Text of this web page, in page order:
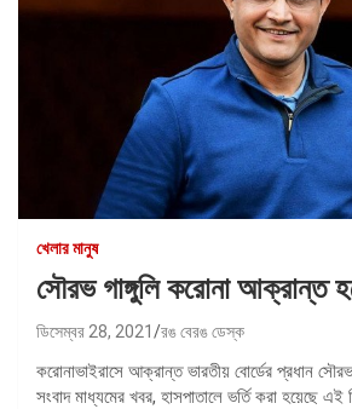
খেলার মানুষ
সৌরভ গাঙ্গুলি করোনা আক্রান্ত
ডিসেম্বর 28, 2021 রঙ বেরঙ ডেস্ক
করোনাভাইরাসে আক্রান্ত ভারতীয় বোর্ডের প্রধান সৌরভ
সংবাদ মাধ্যমের খবর, হাসপাতালে ভর্তি করা হয়েছে